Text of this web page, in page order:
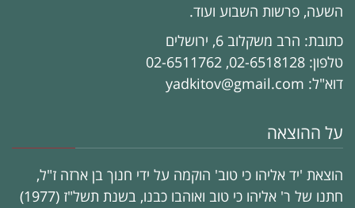
השעה, פרשות השבוע ועוד.
כתובת: הרב משקלוב 6, ירושלים
טלפון: 02-6518128, 02-6511762
דוא"ל: yadkitov@gmail.com
על ההוצאה
הוצאת 'יד אליהו כי טוב' הוקמה על ידי חנוך בן ארזה ז"ל,
חתנו של ר' אליהו כי טוב ואוהבו כבנו, בשנת תשל"ז (1977)